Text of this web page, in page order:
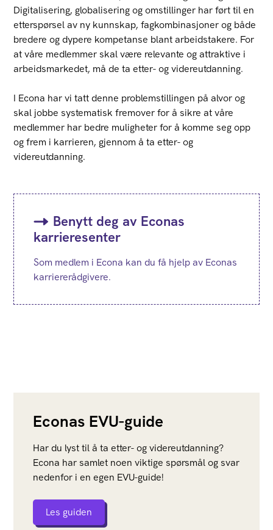
Digitalisering, globalisering og omstillinger har ført til en
etterspørsel av ny kunnskap, fagkombinasjoner og både
bredere og dypere kompetanse blant arbeidstakere. For
at våre medlemmer skal være relevante og attraktive i
arbeidsmarkedet, må de ta etter- og videreutdanning.
I Econa har vi tatt denne problemstillingen på alvor og
skal jobbe systematisk fremover for å sikre at våre
medlemmer har bedre muligheter for å komme seg opp
og frem i karrieren, gjennom å ta etter- og
videreutdanning.
Benytt deg av Econas
karrieresenter
Som medlem i Econa kan du få hjelp av Econas
karriererådgivere.
Econas EVU-guide
Har du lyst til å ta etter- og videreutdanning?
Econa har samlet noen viktige spørsmål og svar
nedenfor i en egen EVU-guide!
Les guiden